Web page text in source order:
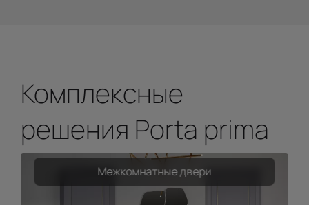
Комплексные
решения Porta prima
Межкомнатные двери